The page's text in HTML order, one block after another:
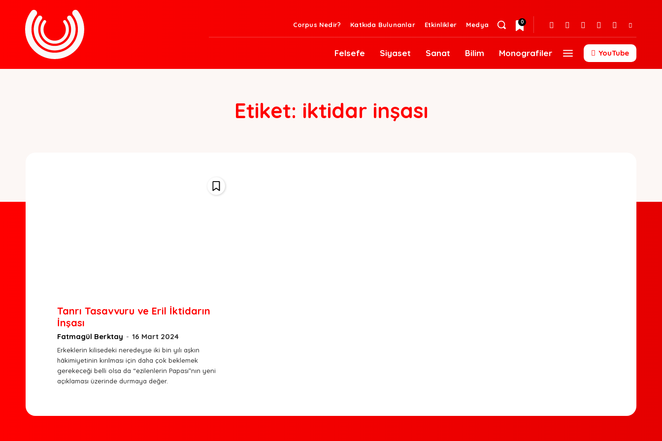
Corpus Nedir? Katkıda Bulunanlar Etkinlikler Medya 0
Felsefe Siyaset Sanat Bilim Monografiler YouTube
Etiket: iktidar inşası
Tanrı Tasavvuru ve Eril İktidarın
İnşası
Fatmagül Berktay - 16 Mart 2024
Erkeklerin kilisedeki neredeyse iki bin yılı aşkın
hâkimiyetinin kırılması için daha çok beklemek
gerekeceği belli olsa da “ezilenlerin Papası”nın yeni
açıklaması üzerinde durmaya değer.